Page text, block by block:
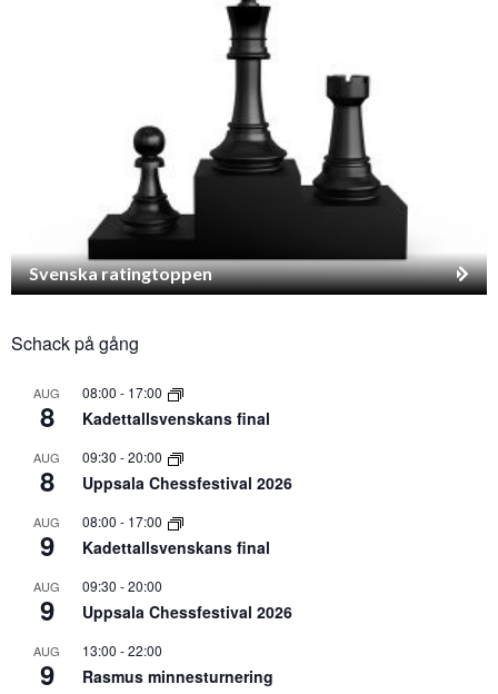
Svenska ratingtoppen
Schack på gång
AUG
8
08:00 - 17:00
Kadettallsvenskans final
AUG
8
09:30 -20:00
Uppsala Chessfestival 2026
AUG
9
08:00 - 17:00
Kadettallsvenskans final
AUG
9
09:30 -20:00
Uppsala Chessfestival 2026
AUG
9
13:00 -22:00
Rasmus minnesturnering